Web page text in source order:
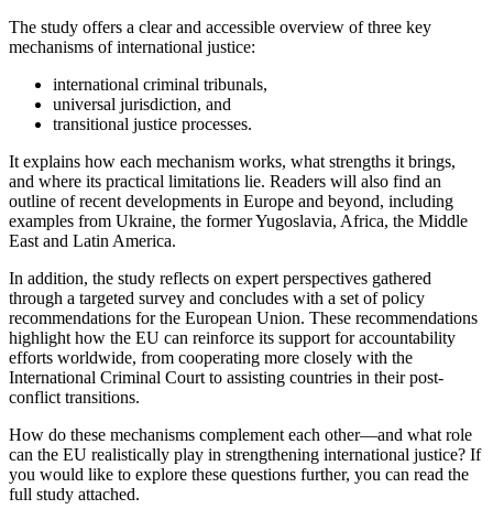
The study offers a clear and accessible overview of three key
mechanisms of international justice:
international criminal tribunals,
universal jurisdiction, and
transitional justice processes.
It explains how each mechanism works, what strengths it brings,
and where its practical limitations lie. Readers will also find an
outline of recent developments in Europe and beyond, including
examples from Ukraine, the former Yugoslavia, Africa, the Middle
East and Latin America.
In addition, the study reflects on expert perspectives gathered
through a targeted survey and concludes with a set of policy
recommendations for the European Union. These recommendations
highlight how the EU can reinforce its support for accountability
efforts worldwide, from cooperating more closely with the
International Criminal Court to assisting countries in their post-
conflict transitions.
How do these mechanisms complement each other—and what role
can the EU realistically play in strengthening international justice? If
you would like to explore these questions further, you can read the
full study attached.